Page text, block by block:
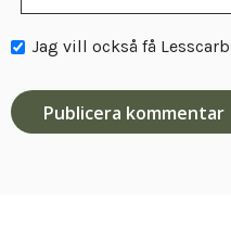
Jag vill också få